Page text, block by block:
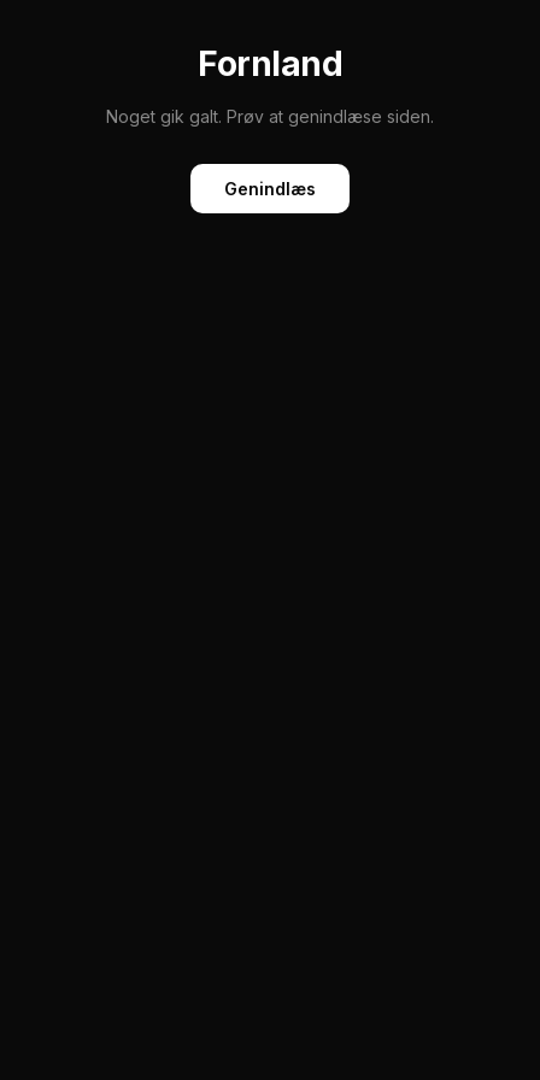
Fornland
Noget gik galt. Prøv at genindlæse siden.
Genindlæs